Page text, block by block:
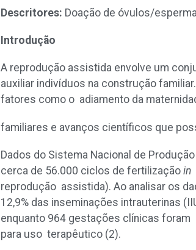
Descritores: Doação de óvulos/
Introdução
A reprodução assistida envolve um
auxiliar indivíduos na construção
fatores como o adiamento da
familiares e avanços científicos que
Dados do Sistema Nacional de
cerca de 56.000 ciclos de fertilização in
reprodução assistida). Ao analisar os
12,9% das inseminações intrauterinas
enquanto 964 gestações clínicas
para uso terapêutico (2).